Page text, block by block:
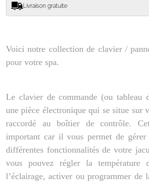
Livraison gratuite
Voici notre collection de clavier /
pour votre spa.
Le clavier de commande (ou tableau
une pièce électronique qui se situe sur
raccordé au boîtier de contrôle.
important car il vous permet de gérer
différentes fonctionnalités de votre
vous pouvez régler la température
l’éclairage, activer ou programmer de